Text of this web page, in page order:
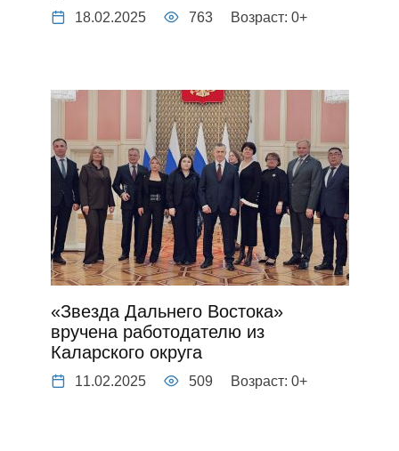
18.02.2025 763 Возраст: 0+
«Звезда Дальнего Востока»
вручена работодателю из
Каларского округа
11.02.2025 509 Возраст: 0+